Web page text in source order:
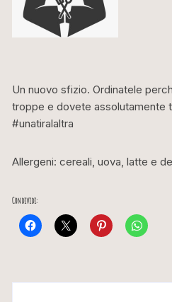
Un nuovo sfizio. Ordinatele
troppe e dovete assolutamente
#unatiralaltra
Allergeni: cereali, uova, latte e
Condividi: